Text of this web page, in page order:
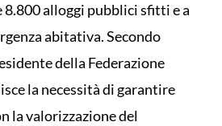
8.800 alloggi pubblici sfitti e a
abitativa. Secondo
della Federazione
la necessità di garantire
la valorizzazione del